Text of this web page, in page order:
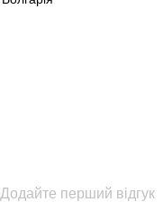
Додайте перший відгук